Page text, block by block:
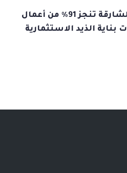
خيرية الشارقة تنجز 91% من أعمال
بناية الذيد الاستثمارية